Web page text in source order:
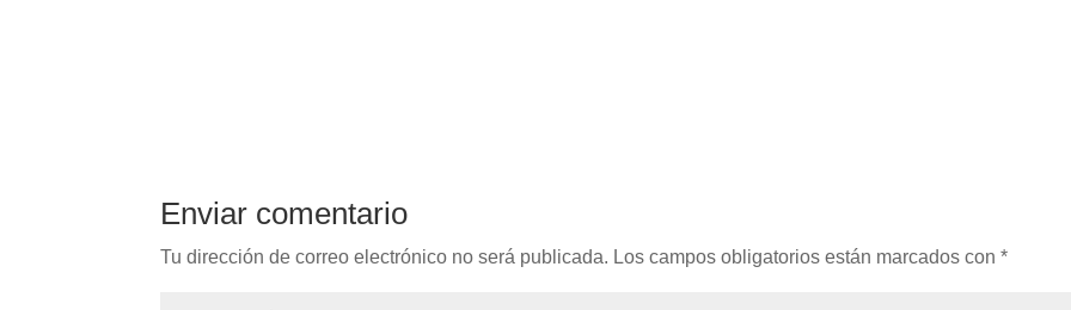
Enviar comentario
Tu dirección de correo electrónico no será publicada. Los campos obligatorios están marcados con*